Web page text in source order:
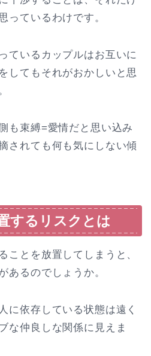
っているわけです。
ているカップルはお互いに
してもそれがおかしいと思
も束縛=愛情だと思い込み
されても何も気にしない傾
するリスクとは
ことを放置してしまうと、
あるのでしょうか。
に依存している状態は遠く
な仲良しな関係に見えま